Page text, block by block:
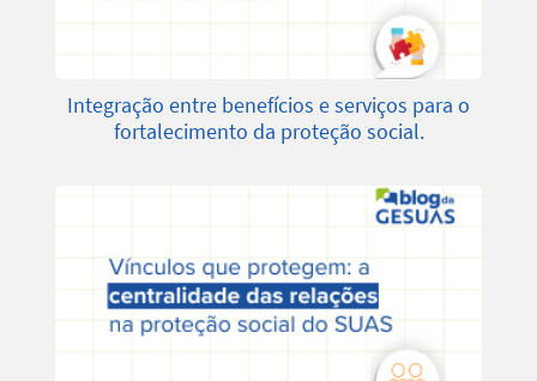
Integração entre benefícios e serviços para o
fortalecimento da proteção social.